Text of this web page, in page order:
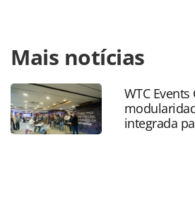
https://www.panrotas.com.br/
estatisticas/2025/04/apos-2024-
recorde-do-turismo-na-economia-
ano_216236.html ou as ferramentas
Todo o conteúdo produzido pela
protegido pela legislação
Mais notícias
WTC
integrada